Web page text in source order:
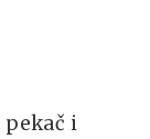
i